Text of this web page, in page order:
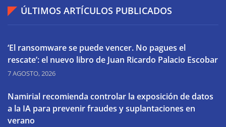
ÚLTIMOS ARTÍCULOS PUBLICADOS
‘El ransomware se puede vencer. No pagues el
rescate’: el nuevo libro de Juan Ricardo Palacio Escobar
7 AGOSTO, 2026
Namirial recomienda controlar la exposición de datos
a la IA para prevenir fraudes y suplantaciones en
verano